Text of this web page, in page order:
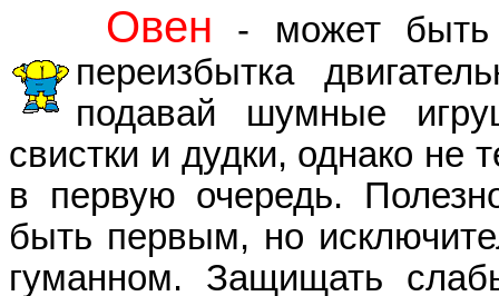
Овен - может быть
переизбытка
подавай шумные
свистки и дудки, однако не
в первую очередь.
быть первым, но
гуманном. Защищать